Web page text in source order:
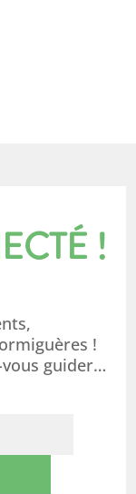
!
!
guider…